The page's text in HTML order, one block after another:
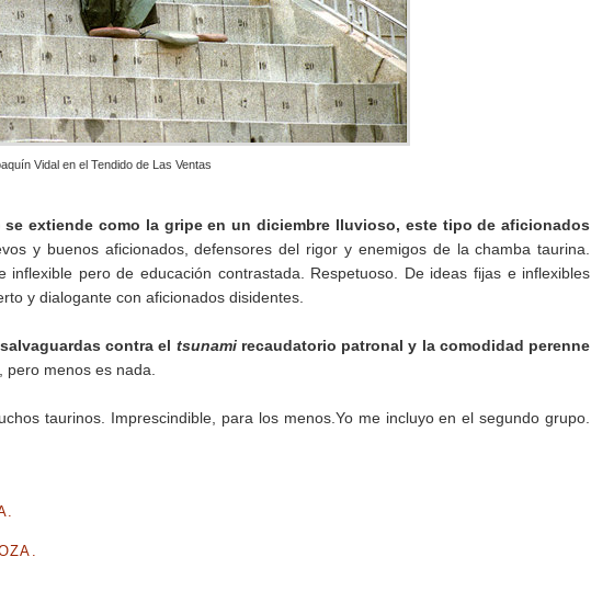
Vidal en el Tendido de Las Ventas
extiende como la gripe en un diciembre lluvioso, este tipo de aficionados
y buenos aficionados, defensores del rigor y enemigos de la chamba taurina.
pero de educación contrastada. Respetuoso. De ideas fijas e inflexibles
y dialogante con aficionados disidentes.
contra el tsunamirecaudatorio patronal y la comodidad perenne
menos es nada.
taurinos. Imprescindible, para los menos.Yo me incluyo en el segundo grupo.